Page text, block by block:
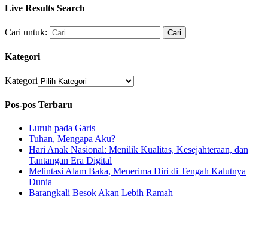
Live Results Search
Cari untuk:
Kategori
Kategori
Pos-pos Terbaru
Luruh pada Garis
Tuhan, Mengapa Aku?
Hari Anak Nasional: Menilik Kualitas, Kesejahteraan, dan
Tantangan Era Digital
Melintasi Alam Baka, Menerima Diri di Tengah Kalutnya
Dunia
Barangkali Besok Akan Lebih Ramah